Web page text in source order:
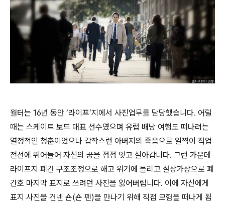
월터는 16년 동안 ‘라이프’지에서 사진업무를 담당했습니다. 어릴
때는 스케이트 보드 대표 선수였으며 유럽 배낭 여행도 떠나려는
열정적인 청춘이었으나 갑작스런 아버지의 죽음으로 일찍이 직업
전선에 뛰어들어 자신의 꿈을 점점 잊고 살아갑니다. 그런 가운데
라이프지 폐간 구조조정으로 해고 위기에 몰리고 설상가상으로 폐
간호 마지막 표지로 쓰려던 사진을 잃어버립니다. 이에 자신에게
표지 사진을 건넨 숀(숀 펜)을 만나기 위해 직접 모험을 떠나게 됩